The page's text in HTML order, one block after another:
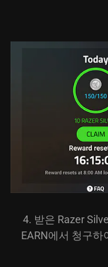
4. 받은 Razer
EARN에서 청구